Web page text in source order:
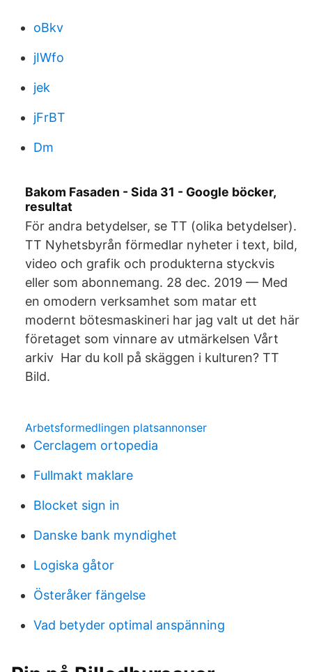
oBkv
jIWfo
jek
jFrBT
Dm
Bakom Fasaden - Sida 31 - Google böcker,
resultat
För andra betydelser, se TT (olika betydelser).
TT Nyhetsbyrån förmedlar nyheter i text, bild,
video och grafik och produkterna styckvis
eller som abonnemang. 28 dec. 2019 — Med
en omodern verksamhet som matar ett
modernt bötesmaskineri har jag valt ut det här
företaget som vinnare av utmärkelsen Vårt
arkiv Har du koll på skäggen i kulturen? TT
Bild.
Arbetsformedlingen platsannonser
Cerclagem ortopedia
Fullmakt maklare
Blocket sign in
Danske bank myndighet
Logiska gåtor
Österåker fängelse
Vad betyder optimal anspänning